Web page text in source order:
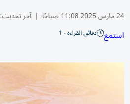
24 مارس 2025 11:08 صباحًا | آخر تحديث:
استمع دقائق القراءة - 1